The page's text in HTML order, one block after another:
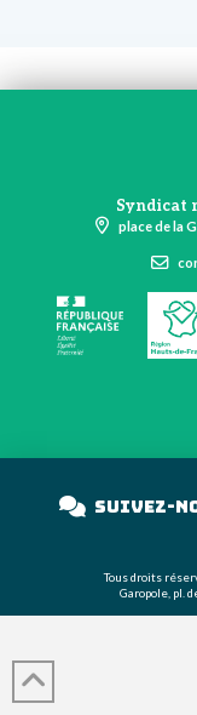
Syndicat
place de la
Suivez-
Tous droits
Garopole, pl.